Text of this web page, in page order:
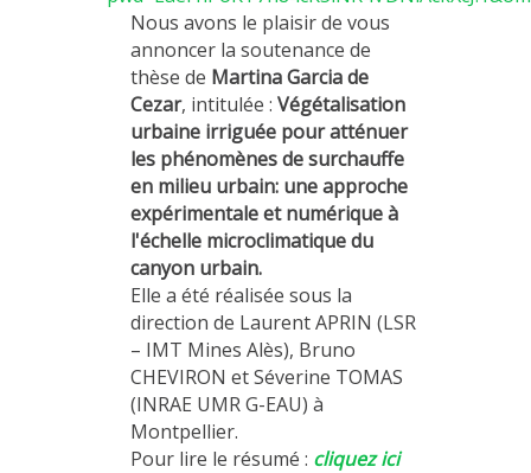
Nous avons le plaisir de vous
annoncer la soutenance de
thèse de Martina Garcia de
Cezar, intitulée : Végétalisation
urbaine irriguée pour atténuer
les phénomènes de surchauffe
en milieu urbain: une approche
expérimentale et numérique à
l'échelle microclimatique du
canyon urbain.
Elle a été réalisée sous la
direction de Laurent APRIN (LSR
– IMT Mines Alès), Bruno
CHEVIRON et Séverine TOMAS
(INRAE UMR G-EAU) à
Montpellier.
Pour lire le résumé : cliquez ici